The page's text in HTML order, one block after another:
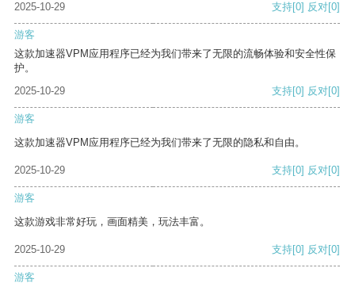
2025-10-29 支持[0] 反对[0]
游客
这款加速器VPM应用程序已经为我们带来了无限的流畅体验和安全性保
护。
2025-10-29
支持[0] 反对[0]
游客
这款加速器VPM应用程序已经为我们带来了无限的隐私和自由。
2025-10-29 支持[0] 反对[0]
游客
这款游戏非常好玩，画面精美，玩法丰富。
2025-10-29 支持[0] 反对[0]
游客